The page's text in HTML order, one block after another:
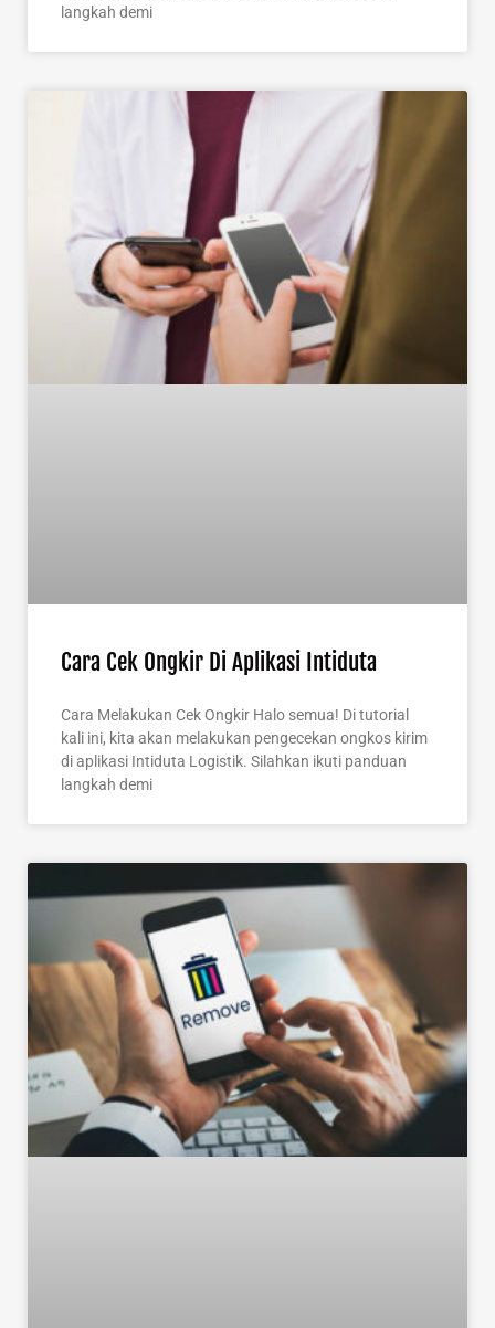
langkah demi
Cara Cek Ongkir Di Aplikasi Intiduta
Cara Melakukan Cek Ongkir Halo semua! Di tutorial
kali ini, kita akan melakukan pengecekan ongkos kirim
di aplikasi Intiduta Logistik. Silahkan ikuti panduan
langkah demi